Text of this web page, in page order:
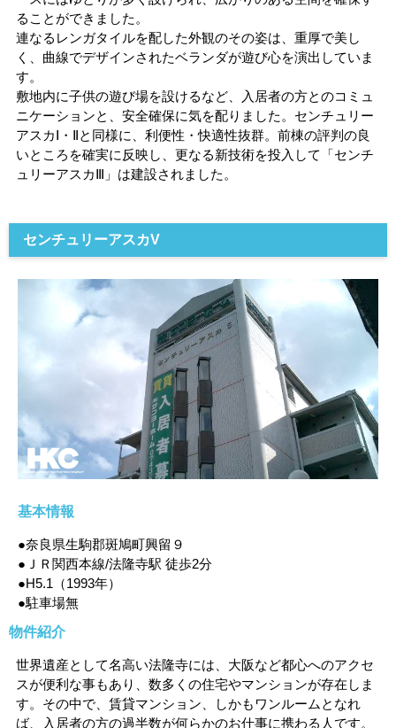
ることができました。
連なるレンガタイルを配した外観のその姿は、重厚で美し
く、曲線でデザインされたベランダが遊び心を演出していま
す。
敷地内に子供の遊び場を設けるなど、入居者の方とのコミュ
ニケーションと、安全確保に気を配りました。センチュリー
アスカⅠ・Ⅱと同様に、利便性・快適性抜群。前棟の評判の良
いところを確実に反映し、更なる新技術を投入して「センチ
ュリーアスカⅢ」は建設されました。
センチュリーアスカV
基本情報
●奈良県生駒郡斑鳩町興留９
●ＪＲ関西本線/法隆寺駅 徒歩2分
●H5.1（1993年）
●駐車場無
物件紹介
世界遺産として名高い法隆寺には、大阪など都心へのアクセ
スが便利な事もあり、数多くの住宅やマンションが存在しま
す。その中で、賃貸マンション、しかもワンルームとなれ
ば、入居者の方の過半数が何らかのお仕事に携わる人です。